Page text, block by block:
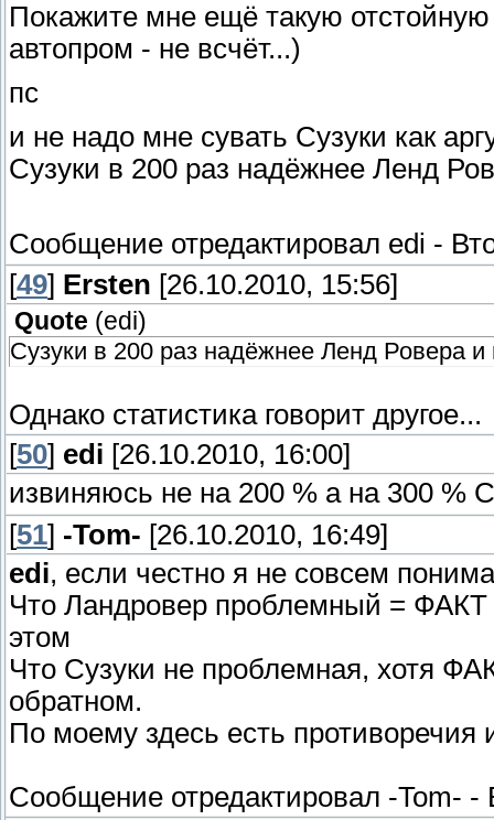
Покажите мне ещё такую
автопром - не всчёт...)
пс
и не надо мне сувать Сузуки как
Сузуки в 200 раз надёжнее Ленд
Сообщение отредактировал edi -
[49] Ersten [26.10.2010, 15:56]
Quote (edi)
Сузуки в 200 раз надёжнее Ленд Ровера и
Однако статистика говорит другое...
[50] edi [26.10.2010, 16:00]
извиняюсь не на 200 % а на 300 %
[51] -Tom- [26.10.2010, 16:49]
edi, если честно я не совсем
Что Ландровер проблемный = ФАКТ -
этом
Что Сузуки не проблемная, хотя
обратном.
По моему здесь есть
Сообщение отредактировал -Tom- -